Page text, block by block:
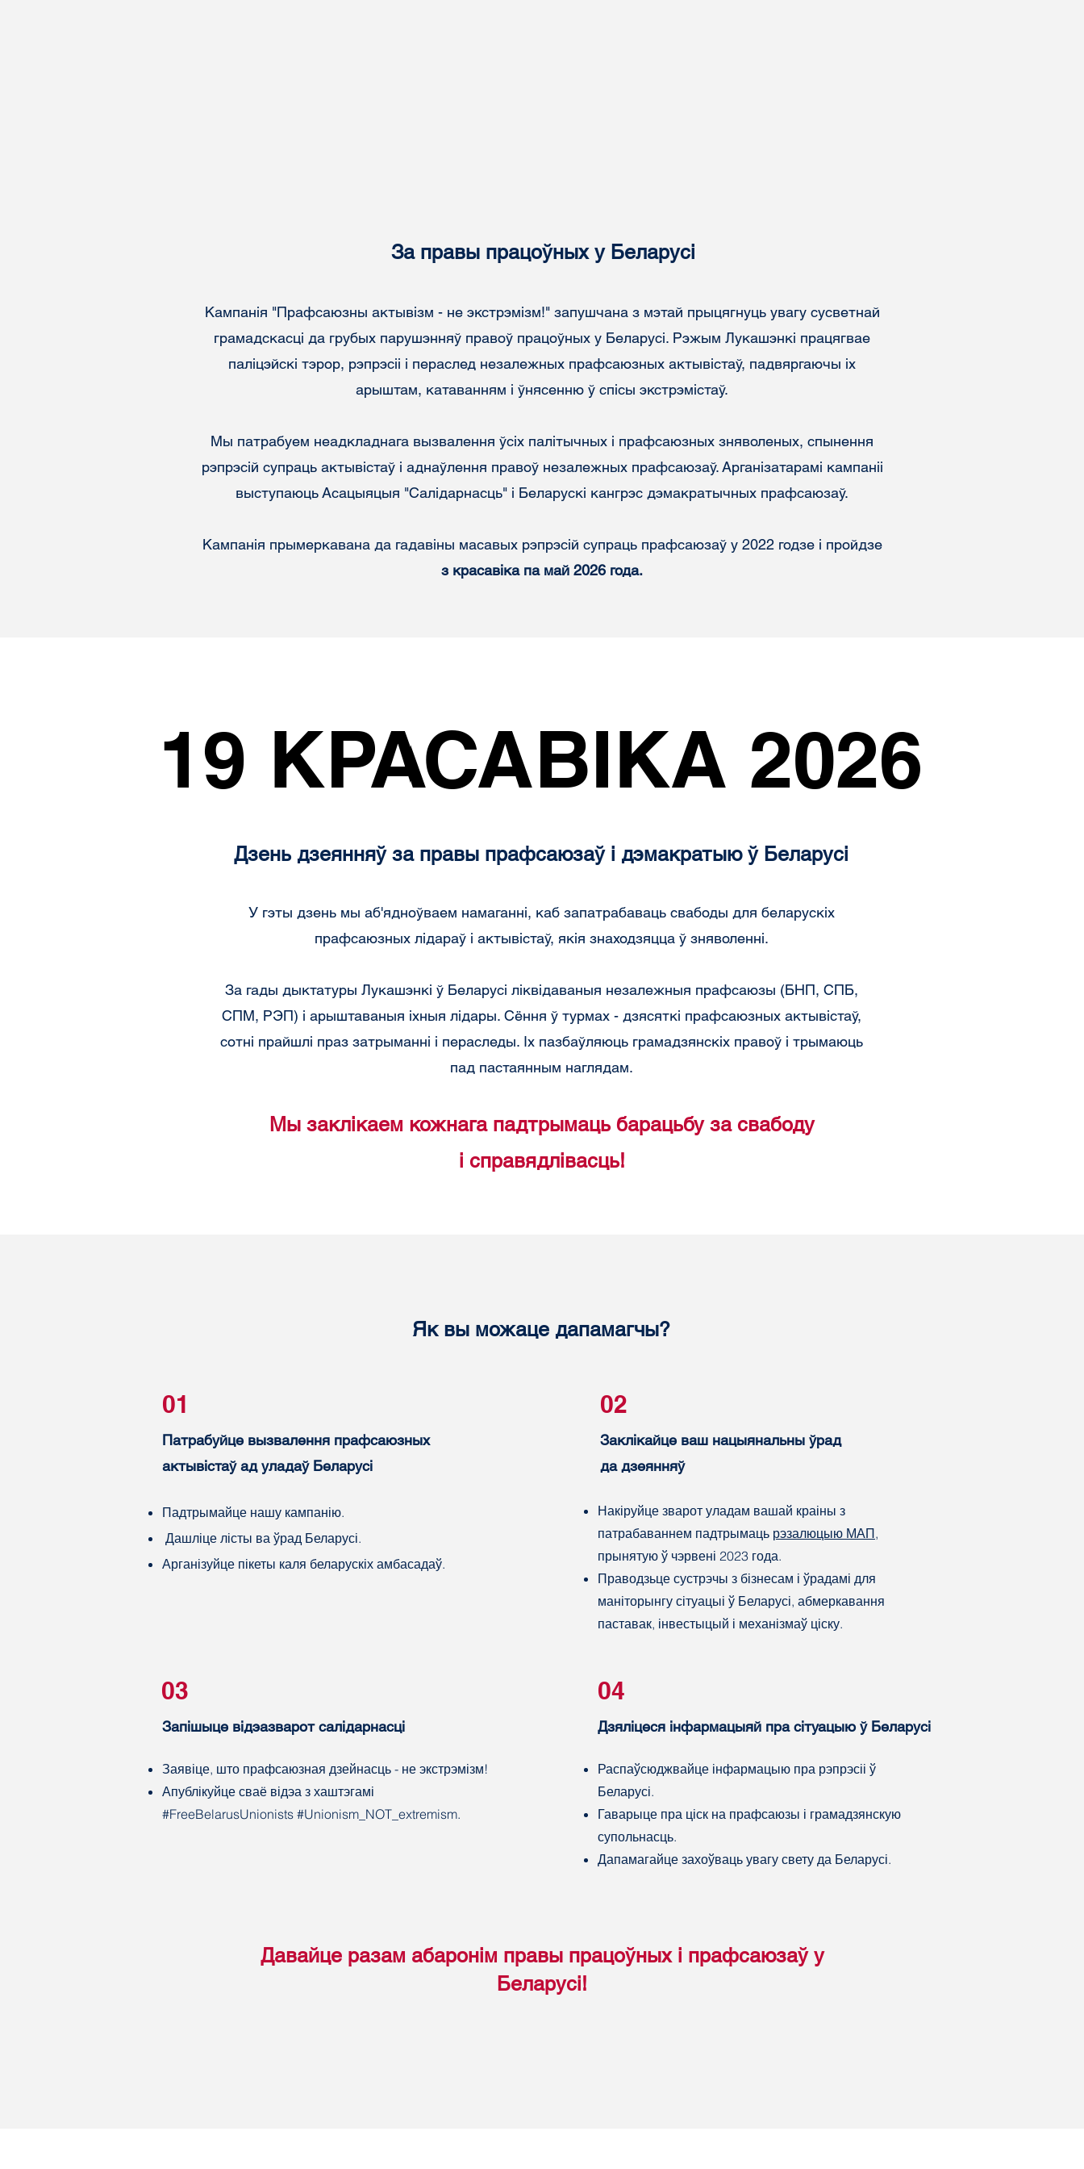
Кампанія "Прафсаюзны актывізм - не экстрэмізм!" запушчана з мэтай прыцягнуць увагу сусветнай
грамадскасці да грубых парушэнняў правоў працоўных у Беларусі. Рэжым Лукашэнкі працягвае
паліцэйскі тэрор, рэпрэсіі і пераслед незалежных прафсаюзных актывістаў, падвяргаючы іх
арыштам, катаванням і ўнясенню ў спісы экстрэмістаў.​
Мы патрабуем неадкладнага вызвалення ўсіх палітычных і прафсаюзных зняволеных, спынення
рэпрэсій супраць актывістаў і аднаўлення правоў незалежных прафсаюзаў. Арганізатарамі кампаніі
выступаюць Асацыяцыя "Салідарнасць" і Беларускі кангрэс дэмакратычных прафсаюзаў.
Кампанія прымеркавана да гадавіны масавых рэпрэсій супраць прафсаюзаў у 2022 годзе і пройдзе
з красавіка па май 2026 года.
За правы працоўных у Беларусі
19 КРАСАВІКА 2026
19 КРАСАВІКА 2026
Дзень дзеянняў за правы прафсаюзаў і дэмакратыю ў Беларусі
У гэты дзень мы аб'ядноўваем намаганні, каб запатрабаваць свабоды для беларускіх
прафсаюзных лідараў і актывістаў, якія знаходзяцца ў зняволенні.
За гады дыктатуры Лукашэнкі ў Беларусі ліквідаваныя незалежныя прафсаюзы (БНП, СПБ,
СПМ, РЭП) і арыштаваныя іхныя лідары. Сёння ў турмах - дзясяткі прафсаюзных актывістаў,
сотні прайшлі праз затрыманні і пераследы. Іх пазбаўляюць грамадзянскіх правоў і трымаюць
пад пастаянным наглядам.
Мы заклікаем кожнага падтрымаць барацьбу за свабоду
і справядлівасць!
Як вы можаце дапамагчы?
01
Патрабуйце вызвалення прафсаюзных
актывістаў ад уладаў Беларусі
Падтрымайце нашу кампанію.
Дашліце лісты ва ўрад Беларусі.
Арганізуйце пікеты каля беларускіх амбасадаў.
02
Заклікайце ваш нацыянальны ўрад
да дзеянняў
Накіруйце зварот уладам вашай краіны з
патрабаваннем падтрымаць рэзалюцыю МАП,
прынятую ў чэрвені 2023 года.
Праводзьце сустрэчы з бізнесам і ўрадамі для
маніторынгу сітуацыі ў Беларусі, абмеркавання
паставак, інвестыцый і механізмаў ціску.
03
Запішыце відэазварот салідарнасці
Заявіце, што прафсаюзная дзейнасць - не экстрэмізм!
Апублікуйце сваё відэа з хаштэгамі
#FreeBelarusUnionists #Unionism_NOT_extremism.
04
Дзяліцеся інфармацыяй пра сітуацыю ў Беларусі
Распаўсюджвайце інфармацыю пра рэпрэсіі ў
Беларусі.
Гаварыце пра ціск на прафсаюзы і грамадзянскую
супольнасць.
Дапамагайце захоўваць увагу свету да Беларусі.
Давайце разам абаронім правы працоўных і прафсаюзаў у
Беларусі!